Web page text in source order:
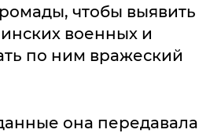
чтобы выявить
военных и
по ним вражеский
она передавала